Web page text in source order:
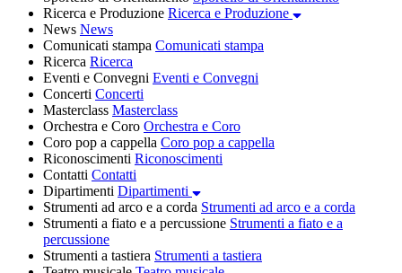
Ricerca e Produzione Ricerca e Produzione
News News
Comunicati stampa Comunicati stampa
Ricerca Ricerca
Eventi e Convegni Eventi e Convegni
Concerti Concerti
Masterclass Masterclass
Orchestra e Coro Orchestra e Coro
Coro pop a cappella Coro pop a cappella
Riconoscimenti Riconoscimenti
Contatti Contatti
Dipartimenti Dipartimenti
Strumenti ad arco e a corda Strumenti ad arco e a corda
Strumenti a fiato e a percussione Strumenti a fiato e a
percussione
Strumenti a tastiera Strumenti a tastiera